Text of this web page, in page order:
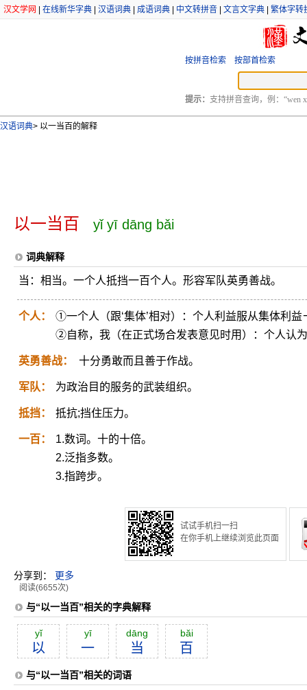
汉文学网 在线新华字典 汉语词典 成语词典 中文转拼音 文言文字典 繁体字转
按拼音检索 按部首检索
提示： 支持拼音查询，例：“wen
汉语词典> 以一当百的解释
以一当百 yǐ yī dāng bǎi
词典解释
当：相当。一个人抵挡一百个人。形容军队英勇善战。
个人：
①一个人（跟‘集体’相对）：个人利益服从集体利
②自称，我（在正式场合发表意见时用）：个人认
英勇善战： 十分勇敢而且善于作战。
军队： 为政治目的服务的武装组织。
抵挡： 抵抗;挡住压力。
一百：
1.数词。十的十倍。
2.泛指多数。
3.指跨步。
试试手机扫一扫
在你手机上继续浏览此页面
分享到： 更多
阅读(6655次)
与“以一当百”相关的字典解释
yĭ
以
yī
一
dāng
当
băi
百
与“以一当百”相关的词语